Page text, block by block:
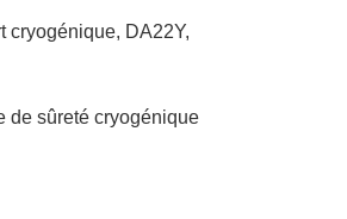
cryogénique, DA22Y,
de sûreté cryogénique